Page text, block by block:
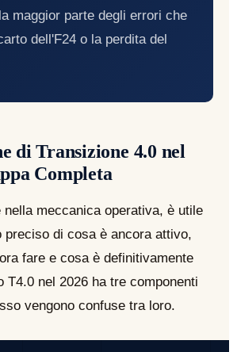
maggior parte degli errori che
dell'F24 o la perdita del
di Transizione 4.0 nel
Completa
nella meccanica operativa, è utile
preciso di cosa è ancora attivo,
fare e cosa è definitivamente
T4.0 nel 2026 ha tre componenti
vengono confuse tra loro.